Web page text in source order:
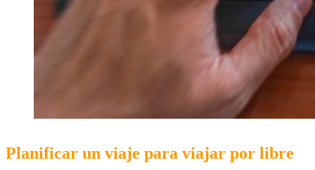
Planificar un viaje para viajar por libre